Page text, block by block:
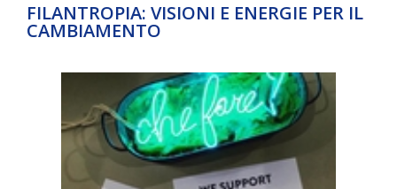
FILANTROPIA: VISIONI E ENERGIE PER IL
CAMBIAMENTO